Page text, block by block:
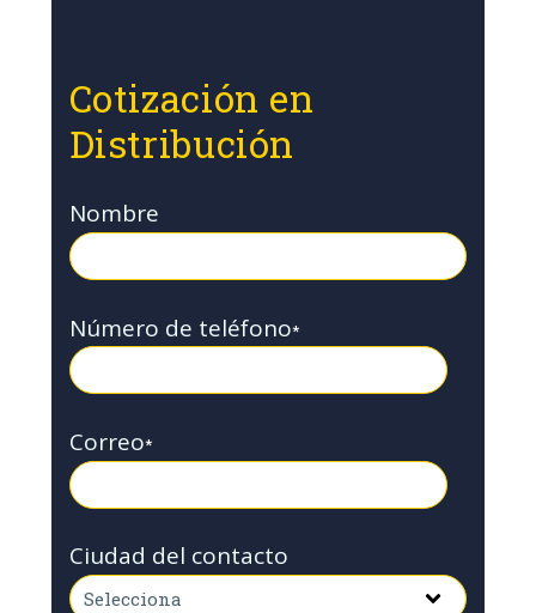
Cotización en
Distribución
Nombre
Número de teléfono*
Correo*
Ciudad del contacto